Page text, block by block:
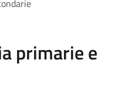
primarie e